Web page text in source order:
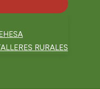
RURALES